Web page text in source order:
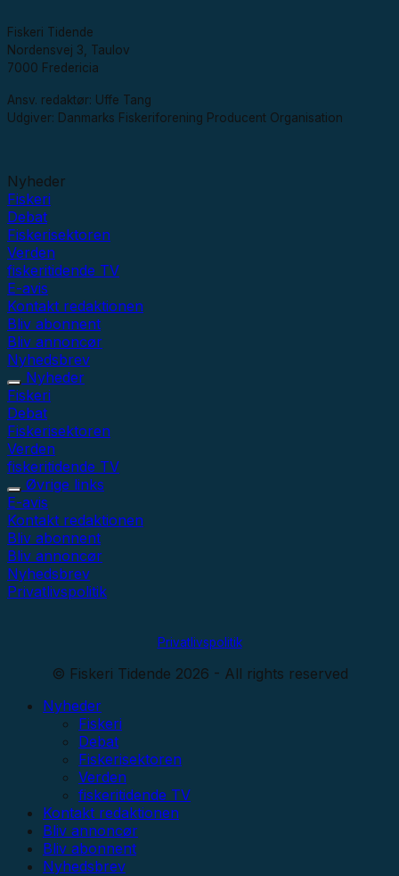
Fiskeri Tidende
Nordensvej 3, Taulov
7000 Fredericia
Ansv. redaktør: Uffe Tang
Udgiver: Danmarks Fiskeriforening Producent Organisation
Nyheder
Fiskeri
Debat
Fiskerisektoren
Verden
fiskeritidende TV
E-avis
Kontakt redaktionen
Bliv abonnent
Bliv annoncør
Nyhedsbrev
Nyheder
Fiskeri
Debat
Fiskerisektoren
Verden
fiskeritidende TV
Øvrige links
E-avis
Kontakt redaktionen
Bliv abonnent
Bliv annoncør
Nyhedsbrev
Privatlivspolitik
Privatlivspolitik
© Fiskeri Tidende 2026 - All rights reserved
Nyheder
Fiskeri
Debat
Fiskerisektoren
Verden
fiskeritidende TV
Kontakt redaktionen
Bliv annoncør
Bliv abonnent
Nyhedsbrev